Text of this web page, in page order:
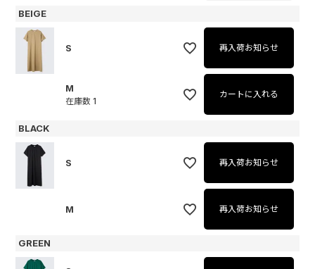
BEIGE
S 再入荷お知らせ
M
在庫数 1
カートに入れる
BLACK
S 再入荷お知らせ
M 再入荷お知らせ
GREEN